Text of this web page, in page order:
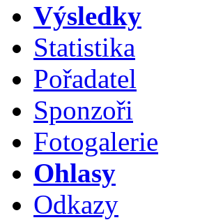
Výsledky
Statistika
Pořadatel
Sponzoři
Fotogalerie
Ohlasy
Odkazy